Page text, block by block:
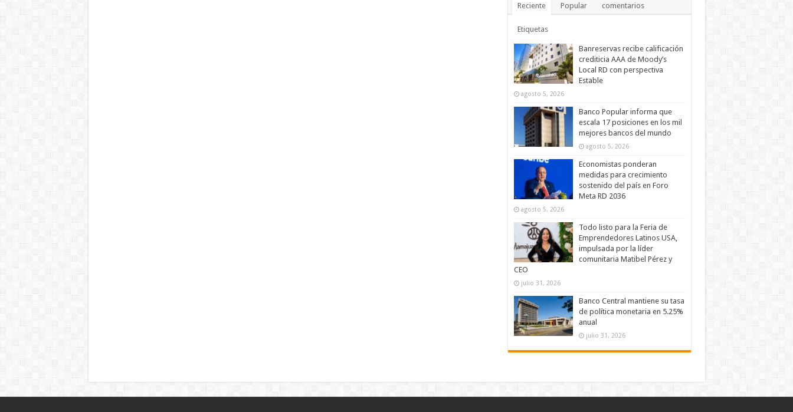
Reciente Popular comentarios
Etiquetas
Banreservas recibe calificación
crediticia AAA de Moody’s
Local RD con perspectiva
Estable
agosto 5, 2026
Banco Popular informa que
escala 17 posiciones en los mil
mejores bancos del mundo
agosto 5, 2026
Economistas ponderan
medidas para crecimiento
sostenido del país en Foro
Meta RD 2036
agosto 5, 2026
Todo listo para la Feria de
Emprendedores Latinos USA,
impulsada por la líder
comunitaria Matibel Pérez y
CEO
julio 31, 2026
Banco Central mantiene su tasa
de política monetaria en 5.25%
anual
julio 31, 2026